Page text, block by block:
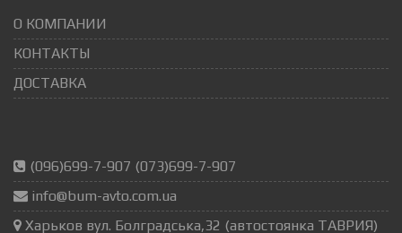
О КОМПАНИИ
КОНТАКТЫ
ДОСТАВКА
(096)699-7-907 (073)699-7-907
info@bum-avto.com.ua
Харьков вул. Болградська,32 (автостоянка ТАВРИЯ)